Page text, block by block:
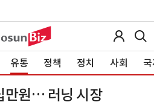
유통 정책 정치 사회
만원… 러닝 시장